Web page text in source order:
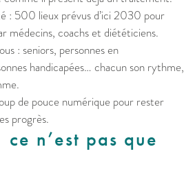
: 500 lieux prévus d’ici 2030 pour
médecins, coachs et diététiciens.
: seniors, personnes en
handicapées… chacun son rythme,
de pouce numérique pour rester
progrès.
n’est pas que